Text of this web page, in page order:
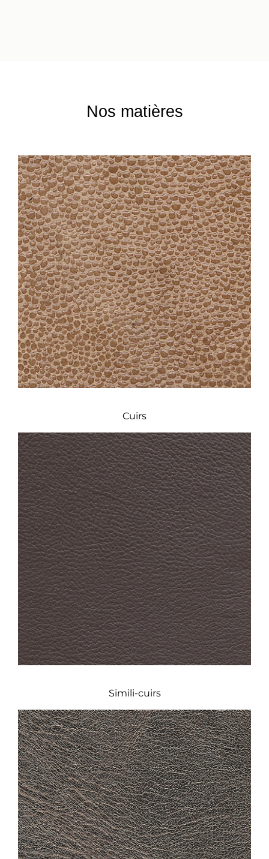
Nos matières
Cuirs
Simili-cuirs